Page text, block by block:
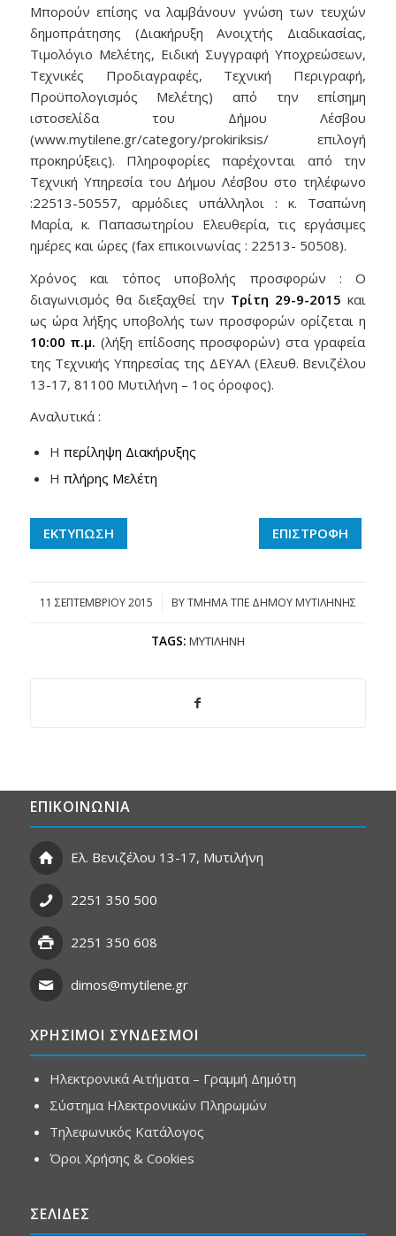
Μπορούν επίσης να λαμβάνουν γνώση των τευχών
δημοπράτησης (Διακήρυξη Ανοιχτής Διαδικασίας,
Τιμολόγιο Μελέτης, Ειδική Συγγραφή Υποχρεώσεων,
Τεχνικές Προδιαγραφές, Τεχνική Περιγραφή,
Προϋπολογισμός Μελέτης) από την επίσημη
ιστοσελίδα του Δήμου Λέσβου
(www.mytilene.gr/category/prokiriksis/ επιλογή
προκηρύξεις). Πληροφορίες παρέχονται από την
Τεχνική Υπηρεσία του Δήμου Λέσβου στο τηλέφωνο
:22513-50557, αρμόδιες υπάλληλοι : κ. Τσαπώνη
Μαρία, κ. Παπασωτηρίου Ελευθερία, τις εργάσιμες
ημέρες και ώρες (fax επικοινωνίας : 22513- 50508).
Χρόνος και τόπος υποβολής προσφορών : Ο
διαγωνισμός θα διεξαχθεί την Τρίτη 29-9-2015 και
ως ώρα λήξης υποβολής των προσφορών ορίζεται η
10:00 π.μ. (λήξη επίδοσης προσφορών) στα γραφεία
της Τεχνικής Υπηρεσίας της ΔΕΥΑΛ (Ελευθ. Βενιζέλου
13-17, 81100 Μυτιλήνη – 1ος όροφος).
Αναλυτικά :
Η περίληψη Διακήρυξης
Η πλήρης Μελέτη
ΕΚΤΥΠΩΣΗ ΕΠΙΣΤΡΟΦΗ
11 ΣΕΠΤΕΜΒΡΊΟΥ 2015
/ BYΤΜΗΜΑ ΤΠΕ ΔΗΜΟΥ ΜΥΤΙΛΗΝΗΣ
TAGS: ΜΥΤΙΛΉΝΗ
ΕΠΙΚΟΙΝΩΝΙΑ
Ελ. Βενιζέλου 13-17, Μυτιλήνη
2251 350 500
2251 350 608
dimos@mytilene.gr
ΧΡΗΣΙΜΟΙ ΣΥΝΔΕΣΜΟΙ
Ηλεκτρονικά Αιτήματα – Γραμμή Δημότη
Σύστημα Ηλεκτρονικών Πληρωμών
Τηλεφωνικός Κατάλογος
Όροι Χρήσης & Cookies
ΣΕΛΙΔΕΣ